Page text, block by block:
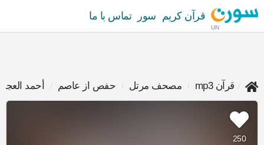
UN
قرآن کریم سور تماس با ما
قرآن mp3 مصحف مرتل حفص از عاصم أحمد
250